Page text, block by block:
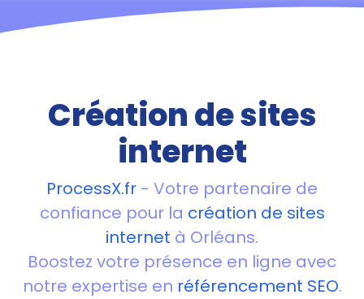
Création de sites
internet
ProcessX.fr - Votre partenaire de
confiance pour la création de sites
internet à Orléans.
Boostez votre présence en ligne avec
notre expertise en référencement SEO.